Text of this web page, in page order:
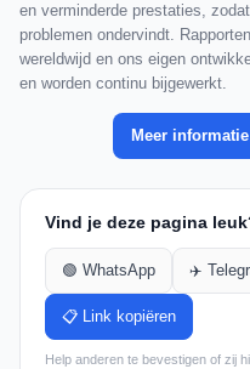
en verminderde prestaties,
problemen ondervindt.
wereldwijd en ons eigen
en worden continu bijgewerkt.
Meer
Vind je deze pagina
🟢 WhatsApp ✈️
📋 Link kopiëren
Help anderen te bevestigen of zij